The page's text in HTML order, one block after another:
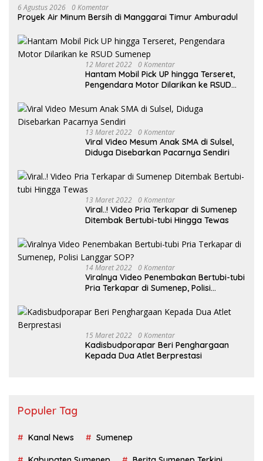
6 Agustus 2026 0 Komentar
Proyek Air Minum Bersih di Manggarai Timur Amburadul
12 Maret 2022 0 Komentar
Hantam Mobil Pick UP hingga Terseret,
Pengendara Motor Dilarikan ke RSUD
13 Maret 2022 0 Komentar
Viral Video Mesum Anak SMA di Sulsel,
Diduga Disebarkan Pacarnya Sendiri
13 Maret 2022 0 Komentar
Viral..! Video Pria Terkapar di Sumenep
Ditembak Bertubi-tubi Hingga Tewas
14 Maret 2022 0 Komentar
Viralnya Video Penembakan Bertubi-tubi
Pria Terkapar di Sumenep, Polisi
15 Maret 2022 0 Komentar
Kadisbudporapar Beri Penghargaan
Kepada Dua Atlet Berprestasi
Populer Tag
Kanal News Sumenep